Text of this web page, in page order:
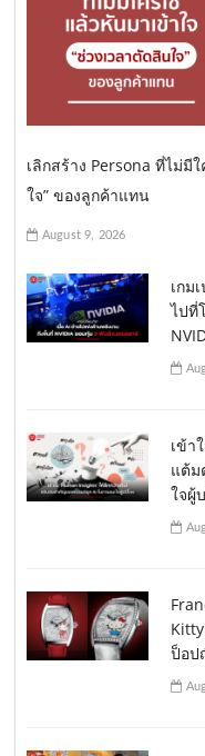
เลิกสร้าง Persona ที่ไม่มี
ใจ” ของลูกค้าแทน
August 9, 2026
เกม
ไปที่
เข้า
แต้ม
ใจผู้
ป็อ